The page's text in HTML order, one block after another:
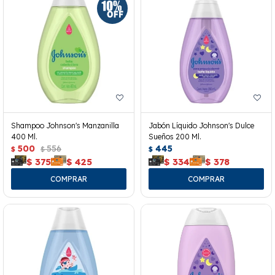
Shampoo Johnson's Manzanilla
400 Ml.
$ 500 $ 556
$ 375 $ 425
Jabón Líquido Johnson's Dulce
Sueños 200 Ml.
$ 445
$ 334 $ 378